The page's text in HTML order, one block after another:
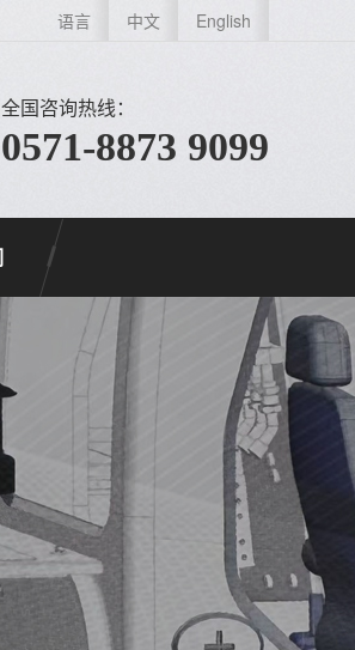
语言 中文 English
全国咨询热线：
0571-8873 9099